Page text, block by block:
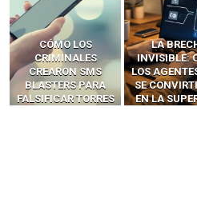
LA BRECHA
INVISIBLE: CÓMO
LOS AGENTES DE IA
SE CONVIRTIERON
EN LA SUPERFICIE
PREDATOR
CUALQUIER
CON